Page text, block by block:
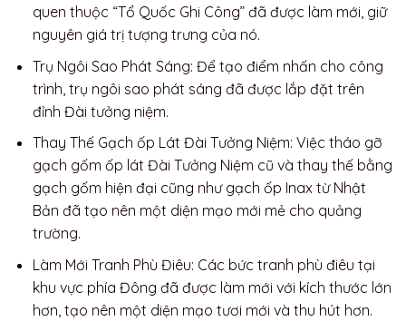
quen thuộc “Tổ Quốc Ghi Công” đã được làm mới, giữ
nguyên giá trị tượng trưng của nó.
Trụ Ngôi Sao Phát Sáng: Để tạo điểm nhấn cho công
trình, trụ ngôi sao phát sáng đã được lắp đặt trên
đỉnh Đài tưởng niệm.
Thay Thế Gạch ốp Lát Đài Tưởng Niệm: Việc tháo gỡ
gạch gốm ốp lát Đài Tưởng Niệm cũ và thay thế bằng
gạch gốm hiện đại cũng như gạch ốp Inax từ Nhật
Bản đã tạo nên một diện mạo mới mẻ cho quảng
trường.
Làm Mới Tranh Phù Điêu: Các bức tranh phù điêu tại
khu vực phía Đông đã được làm mới với kích thước lớn
hơn, tạo nên một diện mạo tươi mới và thu hút hơn.